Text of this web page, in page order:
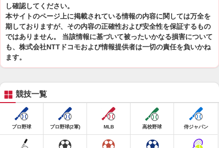
し確認してください。
本サイトのページ上に掲載されている情報の内容に関しては万全を
期しておりますが、その内容の正確性および安全性を保証するもの
ではありません。 当該情報に基づいて被ったいかなる損害について
も、株式会社NTTドコモおよび情報提供者は一切の責任を負いかね
ます。
競技一覧
プロ野球 プロ野球(2軍) MLB 高校野球 侍ジャパン